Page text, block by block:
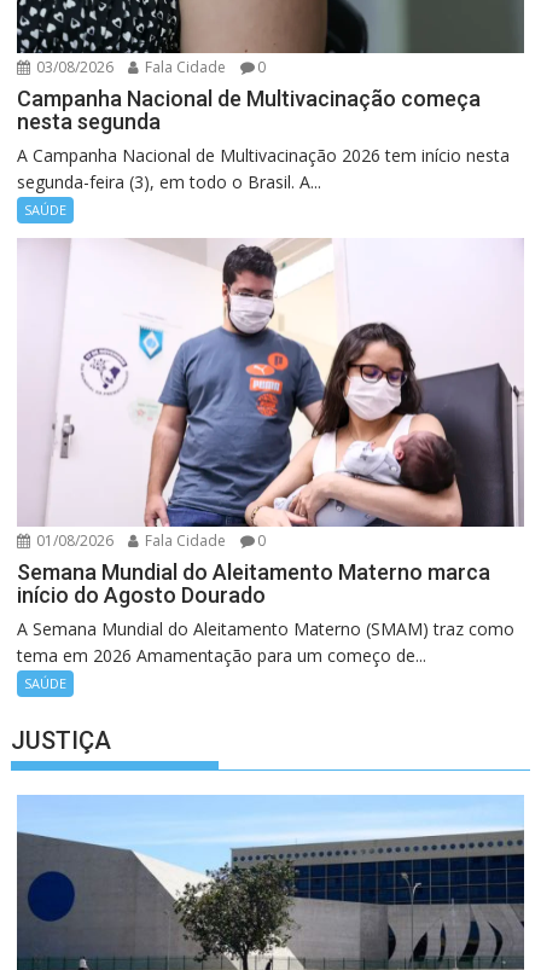
03/08/2026 Fala Cidade 0
Campanha Nacional de Multivacinação começa
nesta segunda
A Campanha Nacional de Multivacinação 2026 tem início nesta
segunda-feira (3), em todo o Brasil. A...
SAÚDE
01/08/2026 Fala Cidade 0
Semana Mundial do Aleitamento Materno marca
início do Agosto Dourado
A Semana Mundial do Aleitamento Materno (SMAM) traz como
tema em 2026 Amamentação para um começo de...
SAÚDE
JUSTIÇA